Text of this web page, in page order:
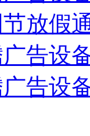
放假
告设
告设